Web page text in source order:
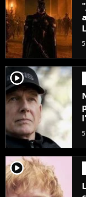
player2
player2